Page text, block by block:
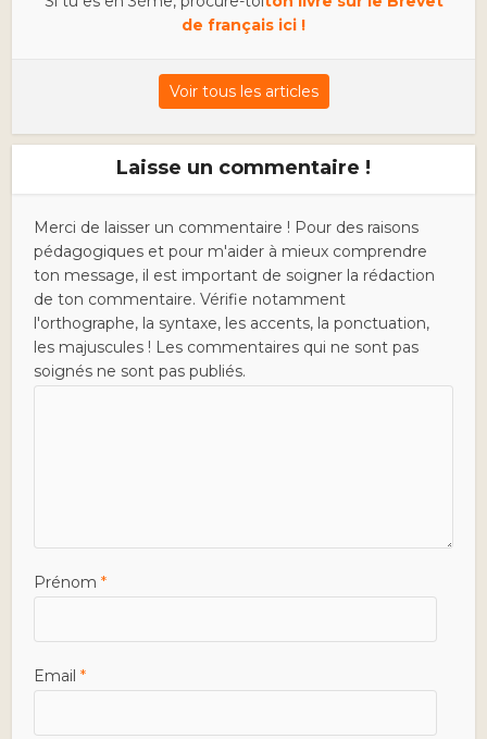
de français ici !
Voir tous les articles
Laisse un commentaire !
Merci de laisser un commentaire ! Pour des raisons
pédagogiques et pour m'aider à mieux comprendre
ton message, il est important de soigner la rédaction
de ton commentaire. Vérifie notamment
l'orthographe, la syntaxe, les accents, la ponctuation,
les majuscules ! Les commentaires qui ne sont pas
soignés ne sont pas publiés.
Prénom*
Email*